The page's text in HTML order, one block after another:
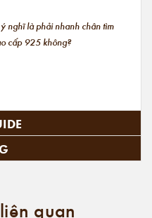
nghĩ là phải nhanh chân tìm
cấp 925 không?
quan